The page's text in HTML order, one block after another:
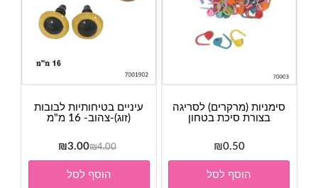
סימניות (מרקרים) לסריגה
בצורת סיכת בטחון
₪0.50
הוסף לסל
עיניים בטיחותיות לבובות
(זוג)-צהוב- 16 מ"מ
₪4.00
המחיר
המקורי
היה:
₪3.00
המחיר
הנוכחי
הוסף לסל